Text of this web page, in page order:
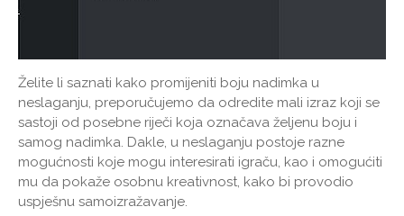
Želite li saznati kako promijeniti boju nadimka u
neslaganju, preporučujemo da odredite mali izraz koji se
sastoji od posebne riječi koja označava željenu boju i
samog nadimka. Dakle, u neslaganju postoje razne
mogućnosti koje mogu interesirati igraču, kao i omogućiti
mu da pokaže osobnu kreativnost, kako bi provodio
uspješnu samoizražavanje.